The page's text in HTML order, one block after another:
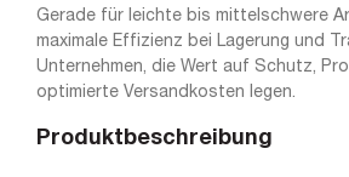
Gerade für leichte bis mittelschwere
maximale Effizienz bei Lagerung und
Unternehmen, die Wert auf Schutz,
optimierte Versandkosten legen.
Produktbeschreibung